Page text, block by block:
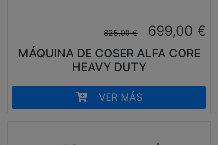
825,00 € 699,00 €
MÁQUINA DE COSER ALFA CORE
HEAVY DUTY
VER MÁS